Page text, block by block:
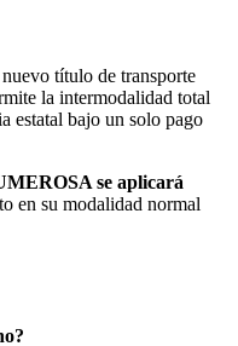
título de transporte
la intermodalidad total
estatal bajo un solo pago
se aplicará
en su modalidad normal